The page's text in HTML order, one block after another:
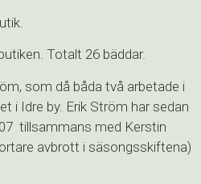
Totalt 26 bäddar.
som då båda två arbetade i
i Idre by. Erik Ström har sedan
tillsammans med Kerstin
avbrott i säsongsskiftena)